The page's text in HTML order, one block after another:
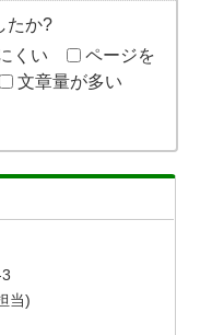
たか?
くい
ページを
文章量が多い
当)